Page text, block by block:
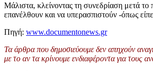
Μάλιστα, κλείνοντας τη συνεδρίαση μετά
επανέλθουν και να υπερασπιστούν -όπως
Πηγή: www.documentonews.gr
Τα άρθρα που δημοσιεύουμε δεν απηχούν
με το αν τα κρίνουμε ενδιαφέροντα για τους